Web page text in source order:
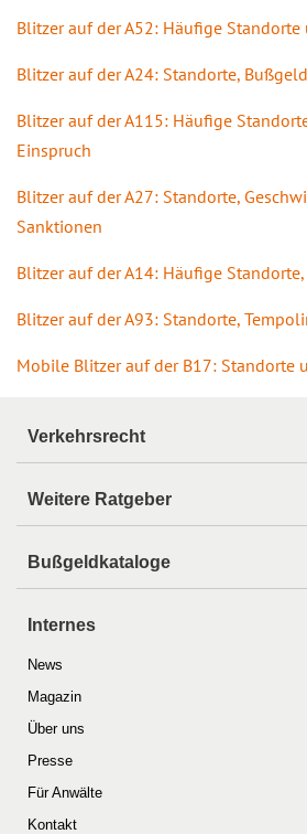
Blitzer auf der A52: Häufige
Blitzer auf der A24: Standorte,
Blitzer auf der A115: Häufige
Einspruch
Blitzer auf der A27: Standorte,
Sanktionen
Blitzer auf der A14: Häufige
Blitzer auf der A93: Standorte,
Mobile Blitzer auf der B17: Standorte
Verkehrsrecht
Weitere Ratgeber
Bußgeldkataloge
Internes
News
Magazin
Über uns
Presse
Für Anwälte
Kontakt